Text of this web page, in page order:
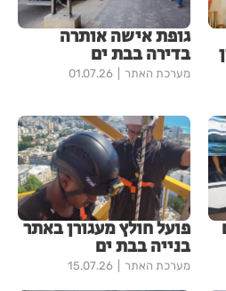
גופת אישה אותרה
בדירה בבת ים
מערכת האתר 01.07.26
פועל חולץ מעגורן באתר
בנייה בבת ים
מערכת האתר 15.07.26